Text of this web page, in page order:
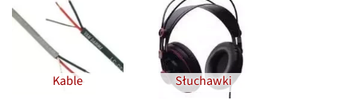
Kable Słuchawki